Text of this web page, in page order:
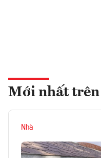
Mới nhất trên
Nhà